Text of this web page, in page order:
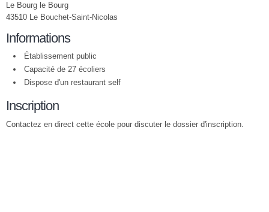
Le Bourg le Bourg
43510 Le Bouchet-Saint-Nicolas
Informations
Établissement public
Capacité de 27 écoliers
Dispose d'un restaurant self
Inscription
Contactez en direct cette école pour discuter le dossier d'inscription.